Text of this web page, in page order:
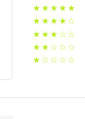
gordos saturados
★★★★★
★★★★☆
★★★☆☆
★★☆☆☆
★☆☆☆☆